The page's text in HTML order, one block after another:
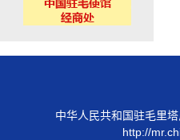
中华人民共和国驻毛里
http://